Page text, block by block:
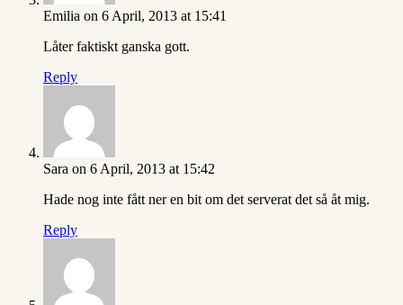
Emilia on 6 April, 2013 at 15:41
Låter faktiskt ganska gott.
Reply
Sara on 6 April, 2013 at 15:42
Hade nog inte fått ner en bit om det serverat det så åt mig.
Reply